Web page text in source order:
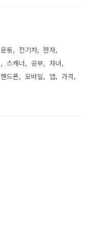
운동 전기차
한자
스캐너 공부
자녀
핸드폰 모바일 앱
가격